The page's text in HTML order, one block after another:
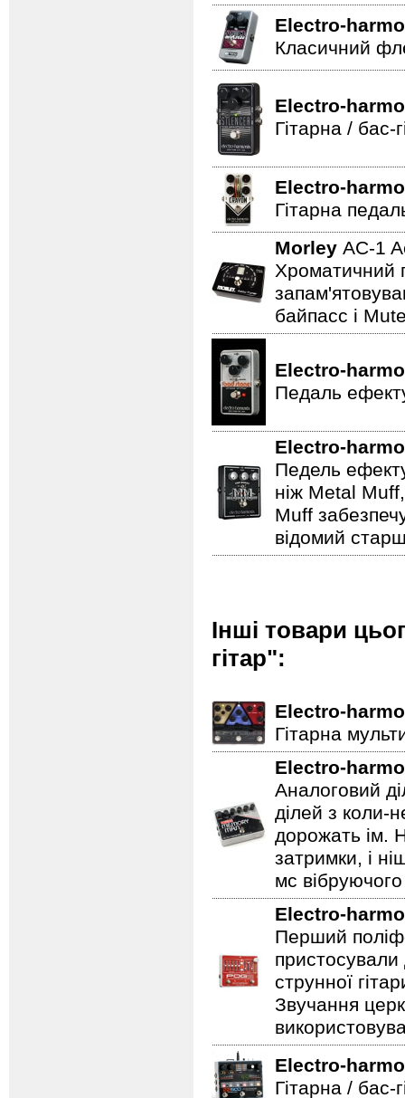
Electro-
Класичний
Electro-
Гітарна /
Electro-
Гітарна
Morley AC-1
Хроматичний
байпасс і
Electro-
Педаль
Electro-
Педель
ніж Metal
Muff
відомий
Інші товари
гітар":
Electro-
Гітарна
Electro-
Аналоговий
ділей з коли-
дорожать ім.
затримки, і
мс
Electro-
Перший
пристосували
струнної
Звучання
Electro-
Гітарна / бас-